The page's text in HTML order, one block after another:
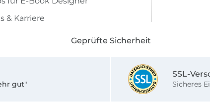
& Karriere
Geprüfte Sicherheit
gut"
SSL-
Sicheres